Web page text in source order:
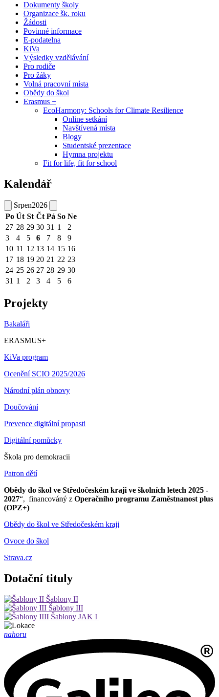
Dokumenty školy
Organizace šk. roku
Žádosti
Povinné informace
E-podatelna
KiVa
Výsledky vzdělávání
Pro rodiče
Pro žáky
Volná pracovní místa
Obědy do škol
Erasmus +
EcoHarmony: Schools for Climate Resilience
Online setkání
Navštívená místa
Blogy
Studentské prezentace
Hymna projektu
Fit for life, fit for school
Kalendář
Srpen2026
Po Út St Čt Pá So Ne
27 28 29 30 31 1
2
3
4 5 6 7 8
9
10 11 12 13 14 15 16
17 18 19 20 21 22 23
24 25 26 27 28 29 30
31 1 2 3 4 5 6
Projekty
Bakaláři
ERASMUS+
KiVa program
Ocenění SCIO 2025/2026
Národní plán obnovy
Doučování
Prevence digitální propasti
Digitální pomůcky
Škola pro demokracii
Patron dětí
Obědy do škol ve Středočeském kraji ve školních letech 2025 -
2027“, financováný z Operačního programu Zaměstnanost plus
(OPZ+)
Obědy do škol ve Středočeském kraji
Ovoce do škol
Strava.cz
Dotační tituly
Šablony II
Šablony III
Šablony JAK I
nahoru